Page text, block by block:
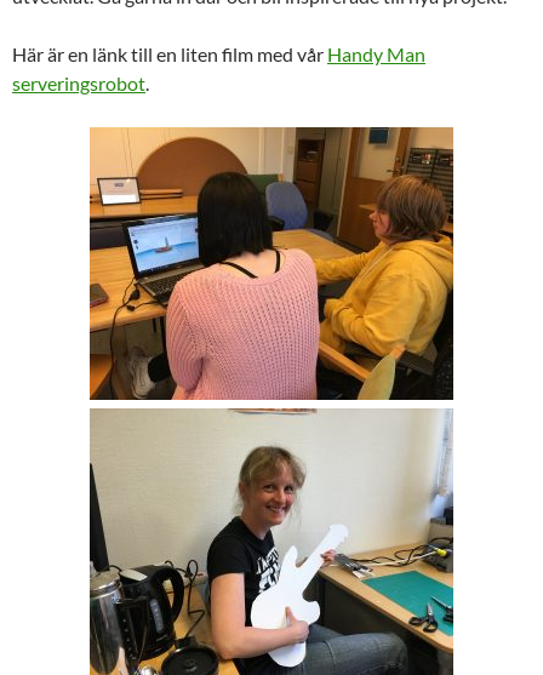
Här är en länk till en liten film med vår Handy Man
serveringsrobot